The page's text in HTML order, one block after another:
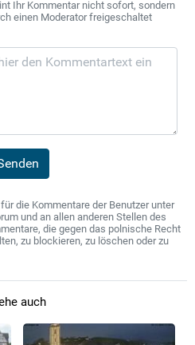
Ihr Kommentar nicht sofort, sondern
einen Moderator freigeschaltet
die Kommentare der Benutzer unter
und an allen anderen Stellen des
die gegen das polnische Recht
zu blockieren, zu löschen oder zu
auch